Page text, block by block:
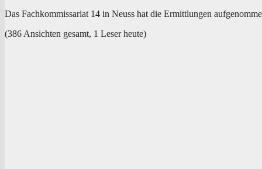
Das Fach­kom­mis­sa­ri­at 14 in Neuss hat die Ermitt­lun­gen
(386 Ansich­ten gesamt, 1 Leser heute)